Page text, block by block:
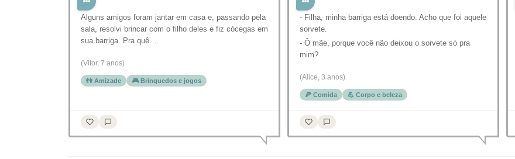
Alguns amigos foram jantar em casa e, passando pela
sala, resolvi brincar com o filho deles e fiz cócegas em
sua barriga. Pra quê.…
(Vitor, 7 anos)
👫 Amizade 🎮 Brinquedos e jogos
- Filha, minha barriga está doendo. Acho que foi aquele
sorvete.
- Ô mãe, porque você não deixou o sorvete só pra
mim?
(Alice, 3 anos)
🍕 Comida 💪 Corpo e beleza